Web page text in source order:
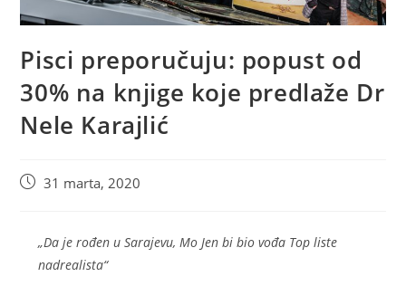
Pisci preporučuju: popust od
30% na knjige koje predlaže Dr
Nele Karajlić
Post31 marta, 2020
„Da je rođen u Sarajevu, Mo Jen bi bio vođa Top liste
nadrealista“